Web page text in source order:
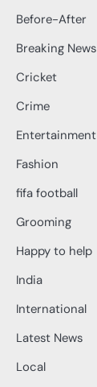
Before-After
Breaking News
Cricket
Crime
Entertainment
Fashion
fifa football
Grooming
Happy to help
India
International
Latest News
Local